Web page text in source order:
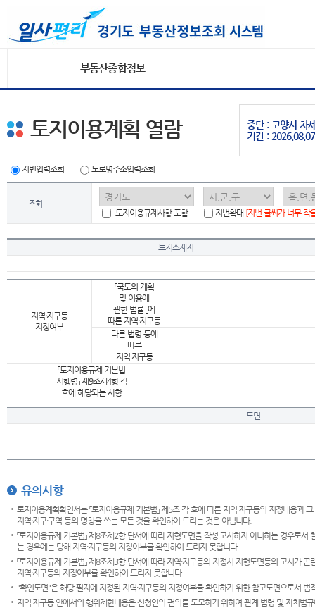
부동산종합정보
중단 : 고양시 차
기간 :
토지이용계획 열람
지번입력조회 도로명주소입력조회
조회
토지이용규제사항 포함
지번확대 [지번 글씨가 너무 작
토지소재지
지역·지구등
지정여부
「국토의 계획
및 이용에
관한 법률 」에
따른 지역·지구등
다른 법령 등에
따른
지역·지구등
「토지이용규제 기본법
시행령」 제9조제4항 각
호에 해당되는 사항
도면
유의사항
토지이용계획확인서는 「토지이용규제 기본법」 제5조 각 호에 따른 지역·지구등의 지정내용
지역·지구·구역 등의 명칭을 쓰는 모든 것을 확인하여 드리는 것은 아닙니다.
「토지이용규제 기본법」 제8조제2항 단서에 따라 지형도면을 작성·고시하지 아니하는 경우로
는 경우에는 당해 지역·지구등의 지정여부를 확인하여 드리지 못합니다.
「토지이용규제 기본법」 제8조제3항 단서에 따라 지역·지구등의 지정시 지형도면등의 고시가
지역·지구등의 지정여부를 확인하여 드리지 못합니다.
"확인도면"은 해당 필지에 지정된 지역·지구등의 지정여부를 확인하기 위한 참고도면으로서
지역·지구등 안에서의 행위제한내용은 신청인의 편의를 도모하기 위하여 관계 법령 및 자치